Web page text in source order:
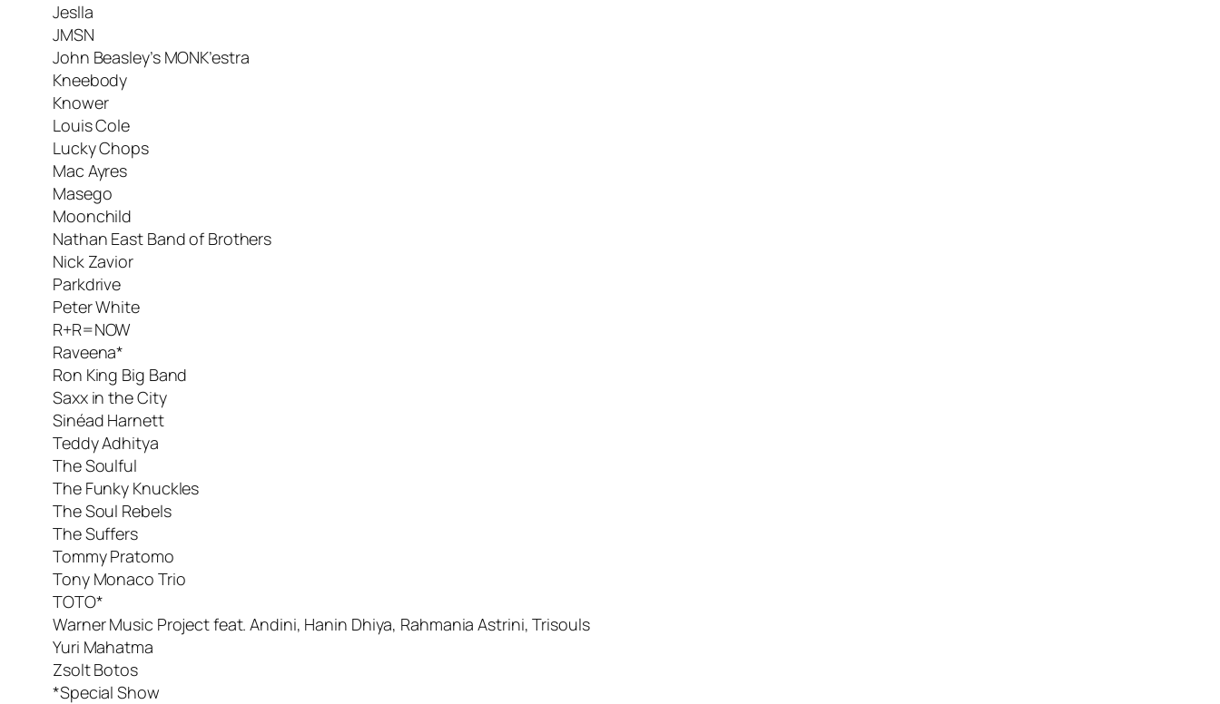
Jeslla
JMSN
John Beasley’s MONK’estra
Kneebody
Knower
Louis Cole
Lucky Chops
Mac Ayres
Masego
Moonchild
Nathan East Band of Brothers
Nick Zavior
Parkdrive
Peter White
R+R=NOW
Raveena*
Ron King Big Band
Saxx in the City
Sinéad Harnett
Teddy Adhitya
The Soulful
The Funky Knuckles
The Soul Rebels
The Suffers
Tommy Pratomo
Tony Monaco Trio
TOTO*
Warner Music Project feat. Andini, Hanin Dhiya, Rahmania Astrini, Trisouls
Yuri Mahatma
Zsolt Botos
*Special Show